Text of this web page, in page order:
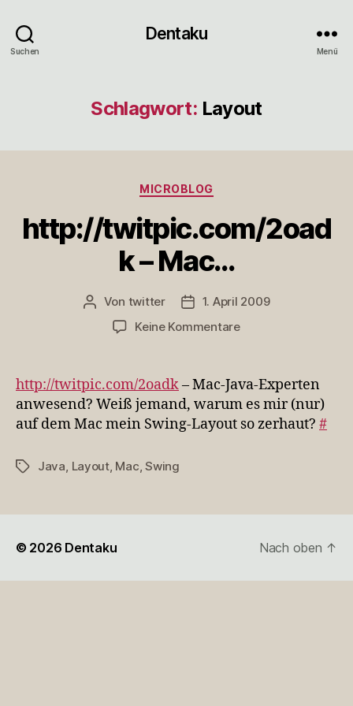
Suchen
Dentaku
Menü
Schlagwort: Layout
Kategorien
MICROBLOG
http://twitpic.com/2oad
k – Mac…
Beitragsautor
Von twitter Veröffentlichungsdatum
1. April 2009
Keine Kommentarezu
Mac…
http://twitpic.com/2oadk– Mac-Java-Experten
anwesend? Weiß jemand, warum es mir (nur)
auf dem Mac mein Swing-Layout so zerhaut? #
Schlagwörter
Java Layout, Mac ,Swing
© 2026 Dentaku Nach oben ↑